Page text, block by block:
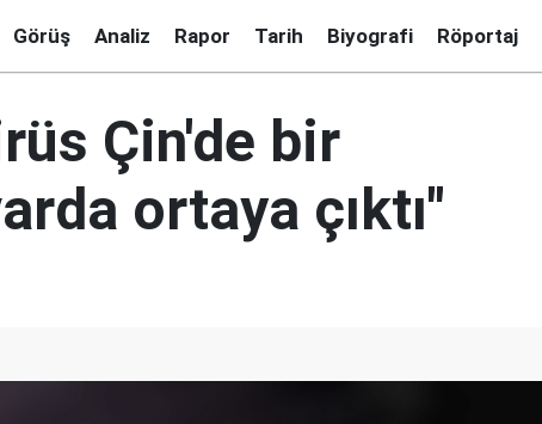
Görüş Analiz Rapor Tarih Biyografi Röportaj
Çin'de bir
ortaya çıktı"